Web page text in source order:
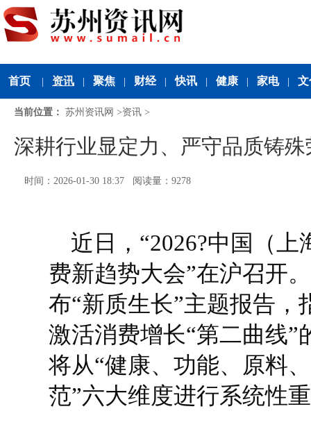
首页 资讯 聚焦 财经 快讯 健康 家电 文
当前位置： 苏州资讯网 >资讯 >
深耕行业显定力、严守品质铸
时间：2026-01-30 18:37 阅读量：9278
近日，“2026?中国（
费新趋势大会”在沪召开
布“新质生长”主题报告，
激活消费增长“第二曲线”
将从“健康、功能、原料
范”六大维度进行系统性